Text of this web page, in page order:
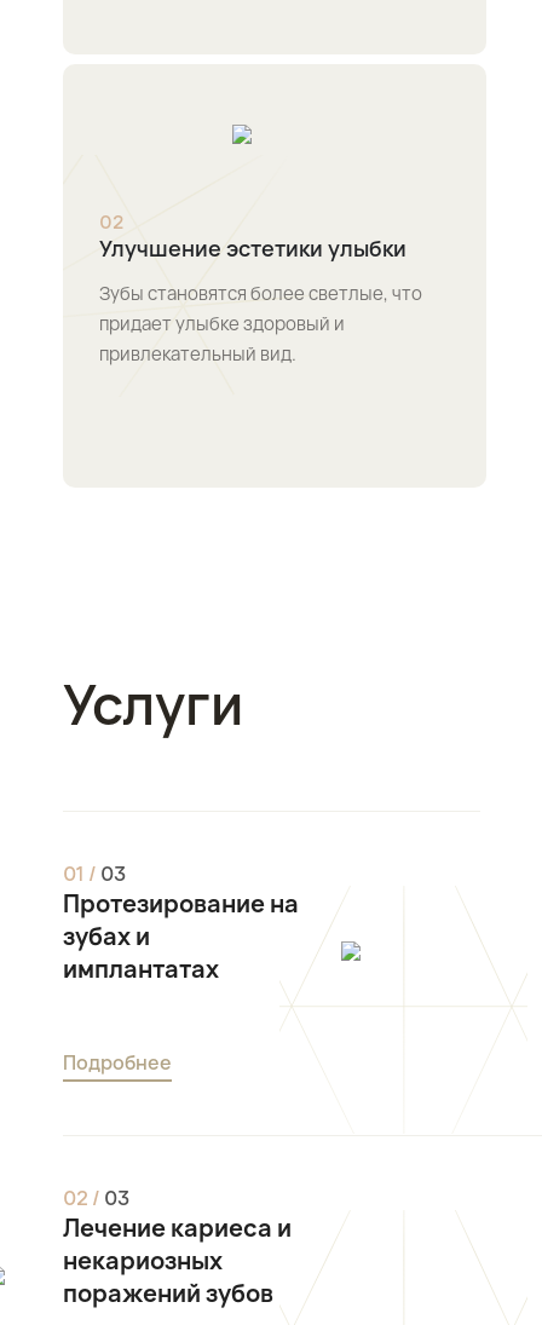
02
Улучшение эстетики улыбки
Зубы становятся более светлые, что
придает улыбке здоровый и
привлекательный вид.
Услуги
01 / 03
Протезирование на
зубах и
имплантатах
Подробнее
02 / 03
Лечение кариеса и
некариозных
поражений зубов